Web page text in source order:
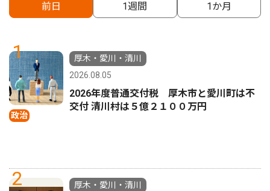
前日 1週間 1か月
1
政治
厚木・愛川・清川
2026.08.05
2026年度普通交付税 厚木市と愛川町は不
交付 清川村は５億２１００万円
2
厚木・愛川・清川